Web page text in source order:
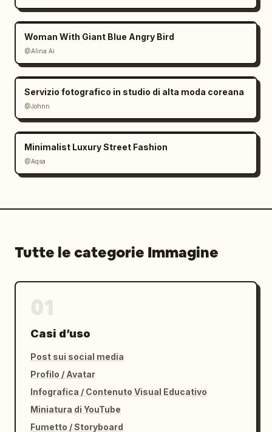
Woman With Giant Blue Angry Bird
@Alina Ai
Servizio fotografico in studio di alta moda coreana
@Johnn
Minimalist Luxury Street Fashion
@Aqsa
Tutte le categorie Immagine
Casi d’uso
Post sui social media
Profilo / Avatar
Infografica / Contenuto Visual Educativo
Miniatura di YouTube
Fumetto / Storyboard